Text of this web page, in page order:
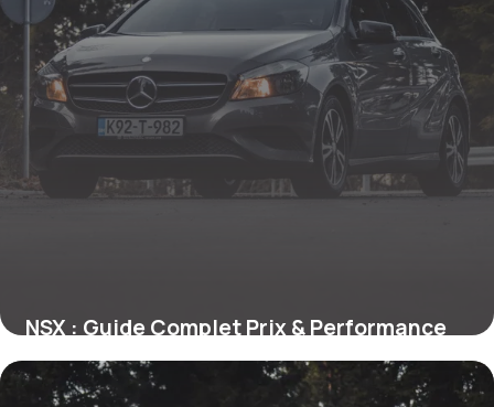
NSX : Guide Complet Prix & Performance
24 mai 2026